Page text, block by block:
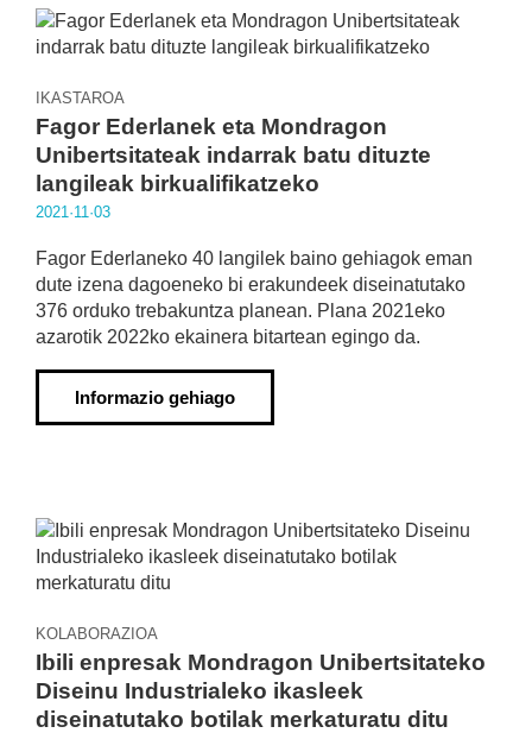
IKASTAROA
Fagor Ederlanek eta Mondragon
Unibertsitateak indarrak batu dituzte
langileak birkualifikatzeko
2021·11·03
Fagor Ederlaneko 40 langilek baino gehiagok eman
dute izena dagoeneko bi erakundeek diseinatutako
376 orduko trebakuntza planean. Plana 2021eko
azarotik 2022ko ekainera bitartean egingo da.
Informazio gehiago
KOLABORAZIOA
Ibili enpresak Mondragon Unibertsitateko
Diseinu Industrialeko ikasleek
diseinatutako botilak merkaturatu ditu